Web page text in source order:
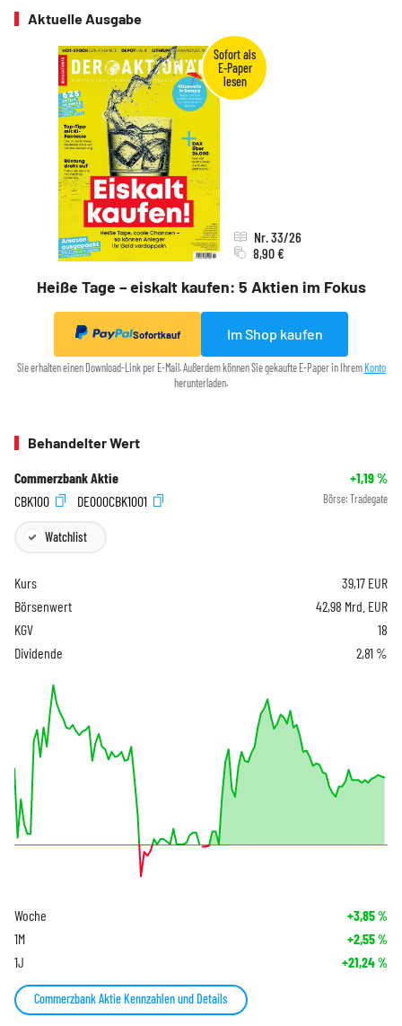
Aktuelle Ausgabe
Heiße Tage – eiskalt kaufen: 5 Aktien im Fokus
Nr. 33/26
8,90 €
Sofortkauf Im Shop kaufen
Sie erhalten einen Download-Link per E-Mail. Außerdem können Sie gekaufte E-Paper in Ihrem Konto
herunterladen.
Behandelter Wert
Commerzbank Aktie +1,19%
CBK100
DE000CBK1001 Börse: Tradegate
Watchlist
Kurs 39,17 EUR
Börsenwert
42,98 Mrd. EUR
KGV
18
Dividende
2,81 %
Woche +3,85%
1M +2,55%
1J +21,24%
Commerzbank Aktie Kennzahlen und Details